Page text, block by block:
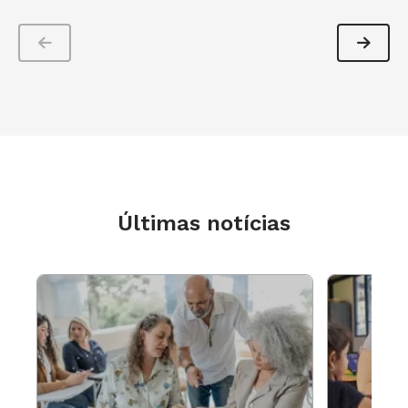
contar.
sozinha de novo, sem ninguém em quem confiar
e sem Peter, sem esperança, consolo ou
pudesse apoiar a cabeça em seu ombro e
não
me sentir tão desamparada, só e abandonada!
Quem sabe, talvez ele não se importe comigo e
veja todos os outros do mesmo jeito afetuoso.
Talvez eu só tenha imaginado que comigo era
Últimas notícias